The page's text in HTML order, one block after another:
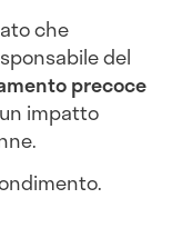
che
del
precoce
impatto